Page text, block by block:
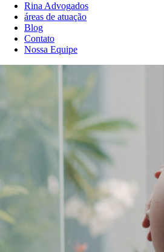
Rina Advogados
áreas de atuação
Blog
Contato
Nossa Equipe